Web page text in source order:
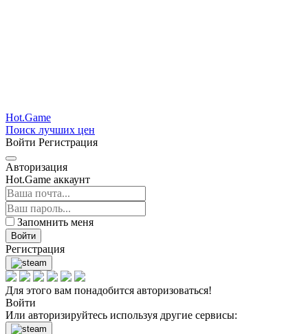
Hot.Game
Поиск лучших цен
Войти Регистрация
Авторизация
Hot.Game аккаунт
Запомнить меня
Войти
Регистрация
Для этого вам понадобится авторизоваться!
Войти
Или авторизируйтесь используя другие сервисы: